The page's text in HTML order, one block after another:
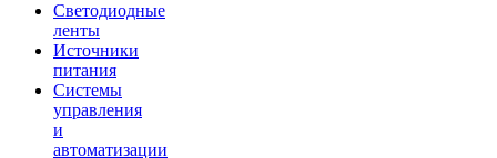
Светодиодные
ленты
Источники
питания
Системы
управления
и
автоматизации